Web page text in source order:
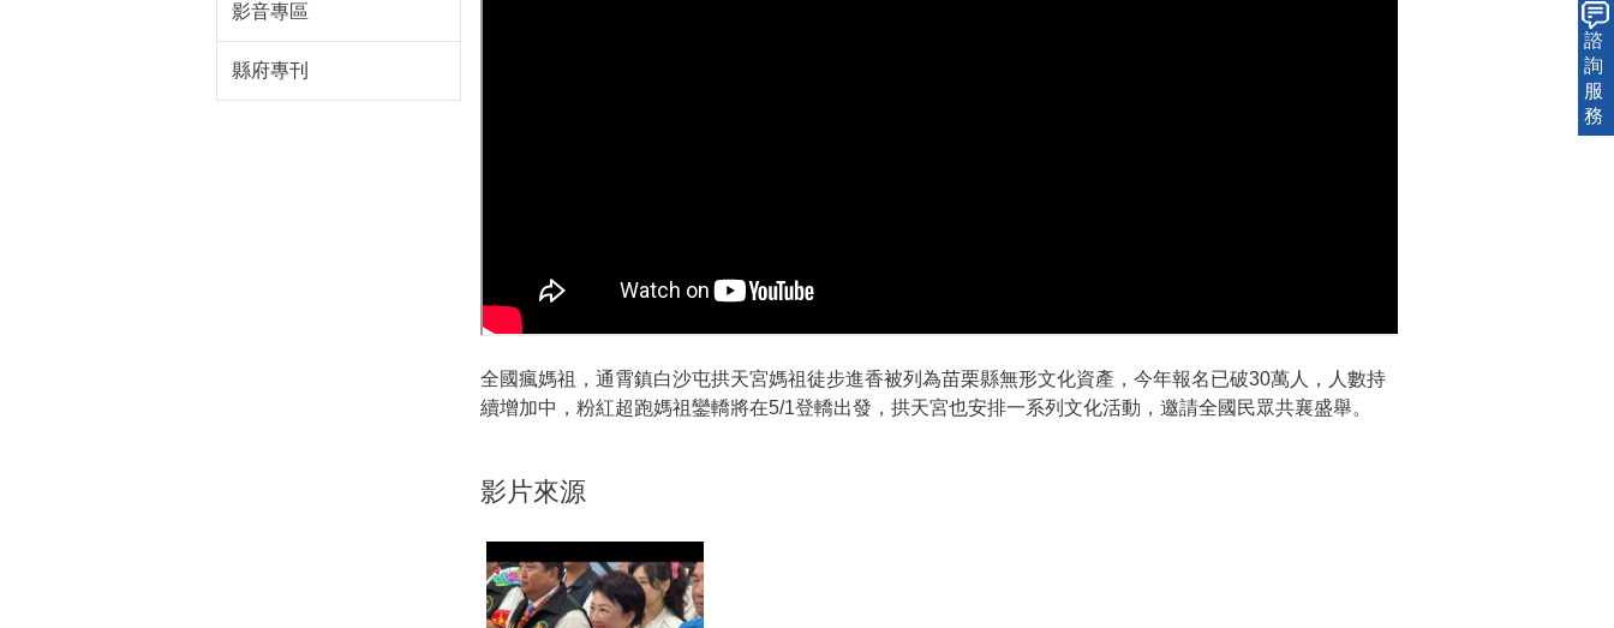
影音專區
縣府專刊
全國瘋媽祖，通霄鎮白沙屯拱天宮媽祖徒步進香被列為苗栗縣無形文化資產，今年報名已破30萬人，人數持
續增加中，粉紅超跑媽祖鑾轎將在5/1登轎出發，拱天宮也安排一系列文化活動，邀請全國民眾共襄盛舉。
影片來源
諮
詢
服
務